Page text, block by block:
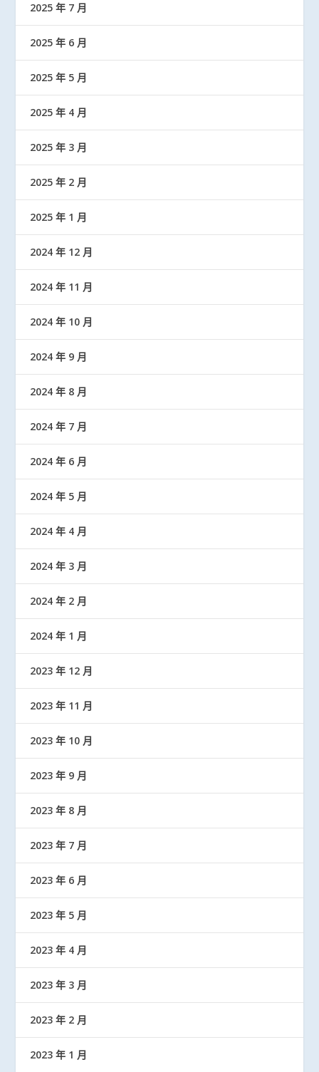
2025 年 7 月
2025 年 6 月
2025 年 5 月
2025 年 4 月
2025 年 3 月
2025 年 2 月
2025 年 1 月
2024 年 12 月
2024 年 11 月
2024 年 10 月
2024 年 9 月
2024 年 8 月
2024 年 7 月
2024 年 6 月
2024 年 5 月
2024 年 4 月
2024 年 3 月
2024 年 2 月
2024 年 1 月
2023 年 12 月
2023 年 11 月
2023 年 10 月
2023 年 9 月
2023 年 8 月
2023 年 7 月
2023 年 6 月
2023 年 5 月
2023 年 4 月
2023 年 3 月
2023 年 2 月
2023 年 1 月